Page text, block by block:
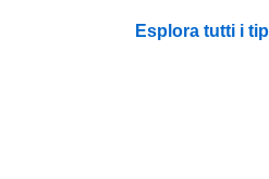
Esplora tutti i